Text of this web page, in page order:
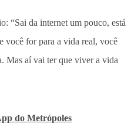
“Sai da internet um pouco, está
você for para a vida real, você
Mas aí vai ter que viver a vida
do Metrópoles